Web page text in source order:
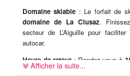
Domaine skiable : Le forfait de
domaine de La Clusaz.
secteur de L’Aiguille pour
autocar.
Heure de retour : Rendez-vous à
revalider sur place avec le
Afficher la suite...